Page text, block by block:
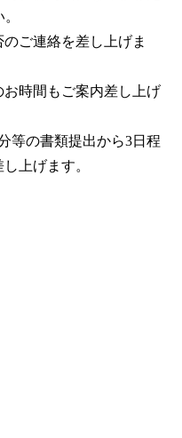
ご連絡を差し上げま
時間もご案内差し上げ
等の書類提出から3日程
上げます。